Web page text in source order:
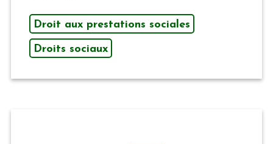
Droit aux prestations sociales
Droits sociaux